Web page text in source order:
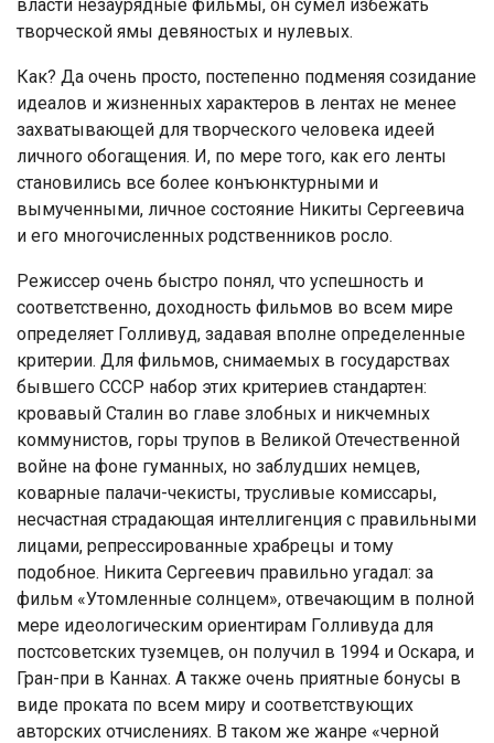
власти незаурядные фильмы, он сумел избежать
творческой ямы девяностых и нулевых.
Как? Да очень просто, постепенно подменяя созидание
идеалов и жизненных характеров в лентах не менее
захватывающей для творческого человека идеей
личного обогащения. И, по мере того, как его ленты
становились все более конъюнктурными и
вымученными, личное состояние Никиты Сергеевича
и его многочисленных родственников росло.
Режиссер очень быстро понял, что успешность и
соответственно, доходность фильмов во всем мире
определяет Голливуд, задавая вполне определенные
критерии. Для фильмов, снимаемых в государствах
бывшего СССР набор этих критериев стандартен:
кровавый Сталин во главе злобных и никчемных
коммунистов, горы трупов в Великой Отечественной
войне на фоне гуманных, но заблудших немцев,
коварные палачи-чекисты, трусливые комиссары,
несчастная страдающая интеллигенция с правильными
лицами, репрессированные храбрецы и тому
подобное. Никита Сергеевич правильно угадал: за
фильм «Утомленные солнцем», отвечающим в полной
мере идеологическим ориентирам Голливуда для
постсоветских туземцев, он получил в 1994 и Оскара, и
Гран-при в Каннах. А также очень приятные бонусы в
виде проката по всем миру и соответствующих
авторских отчислениях. В таком же жанре «черной